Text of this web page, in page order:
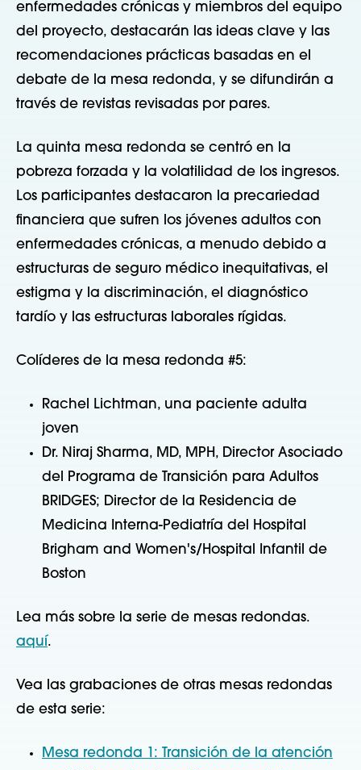
enfermedades crónicas y miembros del equipo
del proyecto, destacarán las ideas clave y las
recomendaciones prácticas basadas en el
debate de la mesa redonda, y se difundirán a
través de revistas revisadas por pares.
La quinta mesa redonda se centró en la
pobreza forzada y la volatilidad de los ingresos.
Los participantes destacaron la precariedad
financiera que sufren los jóvenes adultos con
enfermedades crónicas, a menudo debido a
estructuras de seguro médico inequitativas, el
estigma y la discriminación, el diagnóstico
tardío y las estructuras laborales rígidas.
Colíderes de la mesa redonda #5:
Rachel Lichtman, una paciente adulta
joven
Dr. Niraj Sharma, MD, MPH, Director Asociado
del Programa de Transición para Adultos
BRIDGES; Director de la Residencia de
Medicina Interna-Pediatría del Hospital
Brigham and Women's/Hospital Infantil de
Boston
Lea más sobre la serie de mesas redondas.
aquí.
Vea las grabaciones de otras mesas redondas
de esta serie:
Mesa redonda 1: Transición de la atención